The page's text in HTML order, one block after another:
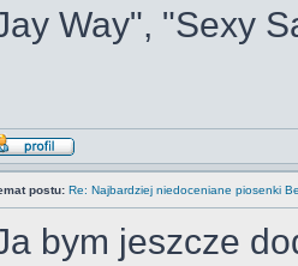
Way", "Sexy
postu: Re: Najbardziej niedoceniane piosenki
bym jeszcze